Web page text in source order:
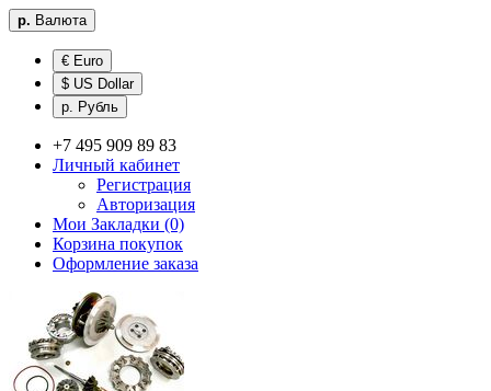
р. Валюта
€ Euro
$ US Dollar
р. Рубль
+7 495 909 89 83
Личный кабинет
Регистрация
Авторизация
Мои Закладки (0)
Корзина покупок
Оформление заказа